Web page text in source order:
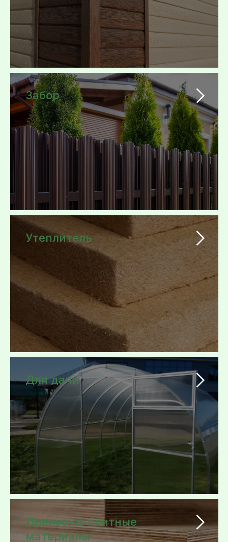
Забор
Утеплитель
Для дачи
Древесно-плитные
материалы